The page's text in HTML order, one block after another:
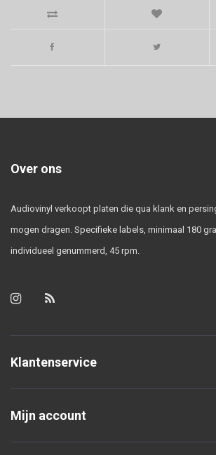
Over ons
Audiovinyl verkoopt platen die qua klank en
mogen dragen. Specifieke labels, minimaal 180
individueel genummerd, 45 rpm.
Klantenservice
Mijn account